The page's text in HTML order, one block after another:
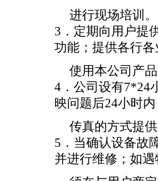
进行现场培训。
3．定期向用户提
功能；提供各行
使用本公司产
4．公司设有7*24
映问题后24小时
传真的方式提
5．当确认设备故
并进行维修；如